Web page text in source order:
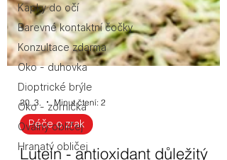
Kapky do očí
Barevné kontaktní čočky
Konzultace zdarma
Oko - duhovka
Dioptrické brýle
Oko - zornička
Oválný obličej
Hranatý obličej
20. 3. Minut čtení: 2
Péče o zrak